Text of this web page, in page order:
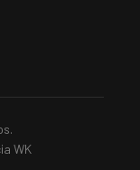
WK